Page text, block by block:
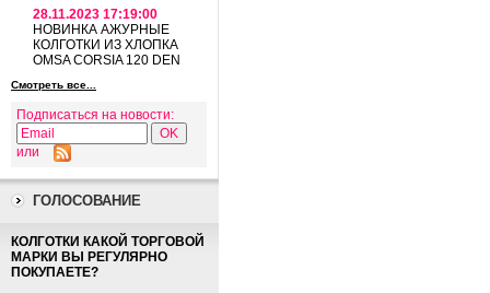
28.11.2023 17:19:00
НОВИНКА АЖУРНЫЕ
КОЛГОТКИ ИЗ ХЛОПКА
OMSA CORSIA 120 DEN
Смотреть все...
Подписаться на новости:
или
ГОЛОСОВАНИЕ
КОЛГОТКИ КАКОЙ ТОРГОВОЙ
МАРКИ ВЫ РЕГУЛЯРНО
ПОКУПАЕТЕ?